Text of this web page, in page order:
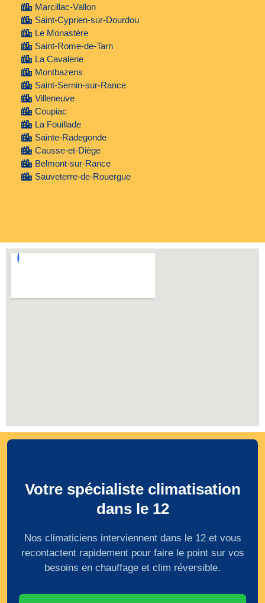
Marcillac-Vallon
Saint-Cyprien-sur-Dourdou
Le Monastère
Saint-Rome-de-Tarn
La Cavalerie
Montbazens
Saint-Sernin-sur-Rance
Villeneuve
Coupiac
La Fouillade
Sainte-Radegonde
Causse-et-Diège
Belmont-sur-Rance
Sauveterre-de-Rouergue
Votre spécialiste climatisation
dans le 12
Nos climaticiens interviennent dans le 12 et vous
recontactent rapidement pour faire le point sur vos
besoins en chauffage et clim réversible.